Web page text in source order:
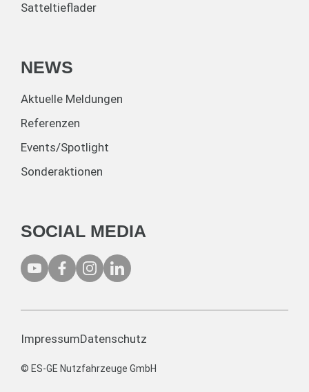
Satteltieflader
NEWS
Aktuelle Meldungen
Referenzen
Events/Spotlight
Sonderaktionen
SOCIAL MEDIA
ImpressumDatenschutz
© ES-GE Nutzfahrzeuge GmbH